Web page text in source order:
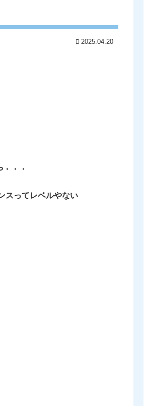
2025.04.20
・・
スってレベルやない